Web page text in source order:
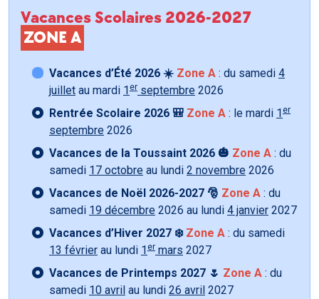
Vacances Scolaires 2026-2027
ZONE A
Vacances d’Été 2026 ☀️ Zone A : du samedi 4
juillet au mardi 1 er septembre 2026
Rentrée Scolaire 2026 🎒 Zone A : le mardi 1 er
septembre 2026
Vacances de la Toussaint 2026 🎃 Zone A : du
samedi 17 octobre au lundi 2 novembre 2026
Vacances de Noël 2026-2027 🎅 Zone A : du
samedi 19 décembre 2026 au lundi 4 janvier 2027
Vacances d’Hiver 2027 ❄️ Zone A : du samedi
13 février au lundi 1 er mars 2027
Vacances de Printemps 2027 🌷 Zone A : du
samedi 10 avril au lundi 26 avril 2027